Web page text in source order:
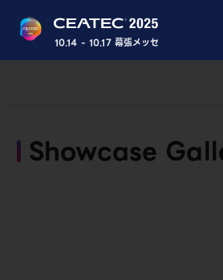
10.14 - 10.17 幕張メッセ
Showcase